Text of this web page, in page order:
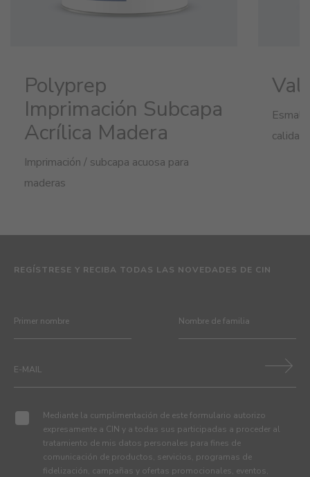
Polyprep
Imprimación Subcapa
Acrílica Madera
Imprimación / subcapa acuosa para
maderas
calidad
REGÍSTRESE Y RECIBA TODAS LAS NOVEDADES DE CIN
Mediante la cumplimentación de este formulario autorizo
expresamente a CIN y a todas sus participadas a proceder al
tratamiento de mis datos personales para fines de
comunicación de productos, servicios, programas de
fidelización, campañas y ofertas promocionales, eventos,